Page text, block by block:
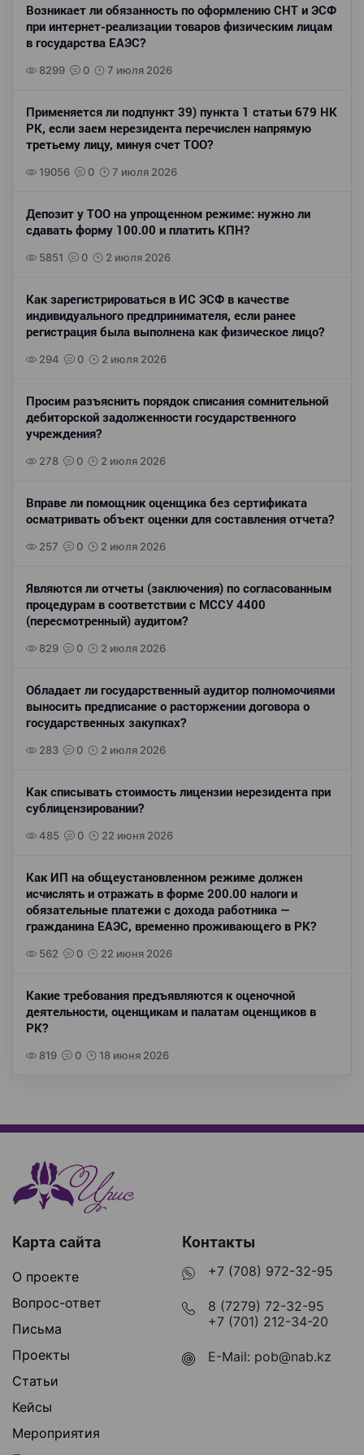
Возникает ли обязанность по оформлению СНТ и ЭСФ
при интернет-реализации товаров физическим лицам
в государства ЕАЭС?
8299 0 7 июля 2026
Применяется ли подпункт 39) пункта 1 статьи 679 НК
РК, если заем нерезидента перечислен напрямую
третьему лицу, минуя счет ТОО?
19056 0 7 июля 2026
Депозит у ТОО на упрощенном режиме: нужно ли
сдавать форму 100.00 и платить КПН?
5851 0 2 июля 2026
Как зарегистрироваться в ИС ЭСФ в качестве
индивидуального предпринимателя, если ранее
регистрация была выполнена как физическое лицо?
294 0 2 июля 2026
Просим разъяснить порядок списания сомнительной
дебиторской задолженности государственного
учреждения?
278 0 2 июля 2026
Вправе ли помощник оценщика без сертификата
осматривать объект оценки для составления отчета?
257 0 2 июля 2026
Являются ли отчеты (заключения) по согласованным
процедурам в соответствии с МССУ 4400
(пересмотренный) аудитом?
829 0 2 июля 2026
Обладает ли государственный аудитор полномочиями
выносить предписание о расторжении договора о
государственных закупках?
283 0 2 июля 2026
Как списывать стоимость лицензии нерезидента при
сублицензировании?
485 0 22 июня 2026
Как ИП на общеустановленном режиме должен
исчислять и отражать в форме 200.00 налоги и
обязательные платежи с дохода работника —
гражданина ЕАЭС, временно проживающего в РК?
562 0 22 июня 2026
Какие требования предъявляются к оценочной
деятельности, оценщикам и палатам оценщиков в
РК?
819 0 18 июня 2026
Карта сайта
О проекте
Вопрос-ответ
Письма
Проекты
Статьи
Кейсы
Мероприятия
Контакты
+7 (708) 972-32-95
8 (7279) 72-32-95
+7 (701) 212-34-20
E-Mail: pob@nab.kz